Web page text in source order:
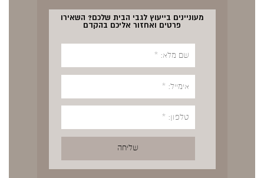
מעוניינים בייעוץ לגבי הבית שלכם? השאירו
פרטים ואחזור אליכם בהקדם